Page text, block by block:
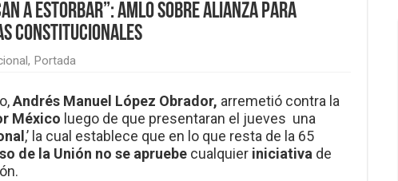
a estorbar”: AMLO sobre alianza para
constitucionales
, Portada
Andrés Manuel López Obrador, arremetió contra la
México luego de que presentaran el jueves una
,’ la cual establece que en lo que resta de la 65
de la Unión no se apruebe cualquier iniciativa de